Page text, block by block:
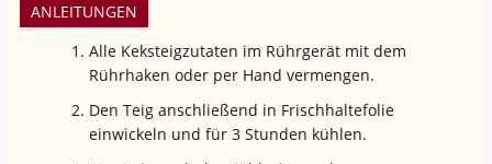
ANLEITUNGEN
Alle Keksteigzutaten im Rührgerät mit dem
Rührhaken oder per Hand vermengen.
Den Teig anschließend in Frischhaltefolie
einwickeln und für 3 Stunden kühlen.